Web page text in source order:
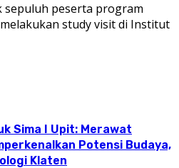
sepuluh peserta program
study visit di Institut
Sima I Upit: Merawat
Potensi Budaya,
Klaten